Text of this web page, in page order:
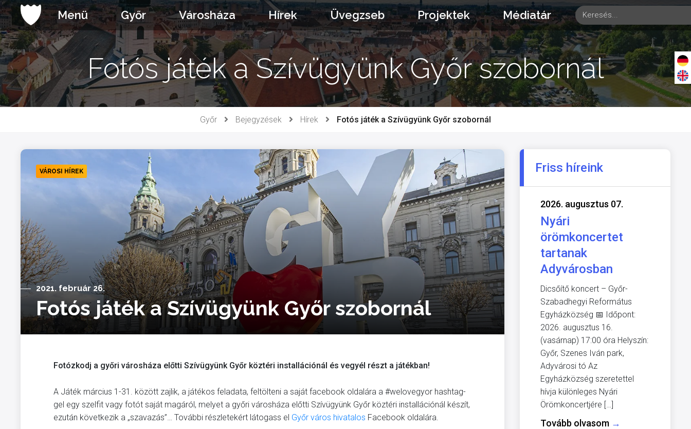
Ugrás
a
tartalomhoz
Menü Győr Városháza Hírek Üvegzseb Projektek Médiatár
Fotós játék a Szívügyünk Győr szobornál
Győr Bejegyzések Hírek Fotós játék a Szívügyünk Győr szobornál
VÁROSI HÍREK
2021. február 26.
Fotós játék a Szívügyünk Győr szobornál
Fotózkodj a győri városháza előtti Szívügyünk Győr köztéri installációnál és vegyél részt a játékban!
A Játék március 1-31. között zajlik, a játékos feladata, feltölteni a saját facebook oldalára a #welovegyor hashtag-
gel egy szelfit vagy fotót saját magáról, melyet a győri városháza előtti Szívügyünk Győr köztéri installációnál készít,
ezután következik a „szavazás”… További részletekért látogass el Győr város hivatalos Facebook oldalára.
Friss híreink
2026. augusztus 07.
Nyári
örömkoncertet
tartanak
Adyvárosban
Dicsőítő koncert – Győr-
Szabadhegyi Református
Egyházközség 📅 Időpont:
2026. augusztus 16.
(vasárnap) 17:00 óra Helyszín:
Győr, Szenes Iván park,
Adyvárosi tó Az
Egyházközség szeretettel
hívja különleges Nyári
Örömkoncertjére […]
Tovább olvasom →